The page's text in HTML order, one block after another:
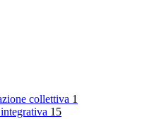
collettiva 1
15